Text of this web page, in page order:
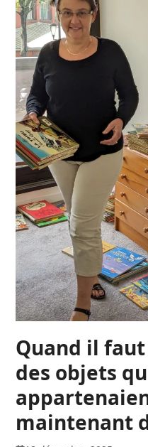
Quand il
des objets
maintenant